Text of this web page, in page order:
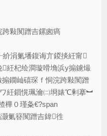
敤闃蹭吉鏍囪瘑
涓氭墦鍑诲亣鍐掞紝甯
紝杞绘澗璇嗗埆浜у搧鐪熶
鐗屾礂琛ｆ恫浣跨敤闃蹭
紝鎻愰珮瀹㈡埛婊℃剰搴︼
樺０瑾夈€?span
氭簮闃蹭吉鍏徃